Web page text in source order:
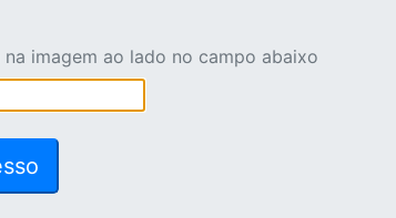
imagem ao lado no campo abaixo